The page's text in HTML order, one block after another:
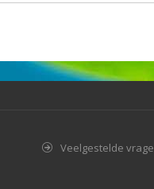
Veelgestelde